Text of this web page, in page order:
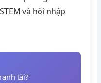
và hội nhập
tài?